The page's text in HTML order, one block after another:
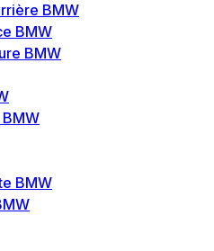
BMW
BMW
BMW
BMW